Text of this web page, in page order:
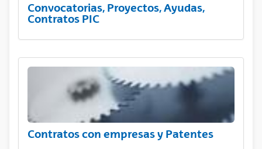
Convocatorias, Proyectos, Ayudas,
Contratos PIC
Contratos con empresas y Patentes